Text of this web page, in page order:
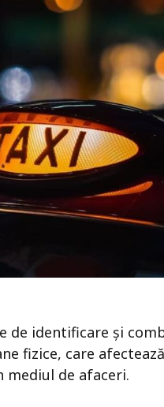
de identificare și
fizice, care
mediul de afaceri.